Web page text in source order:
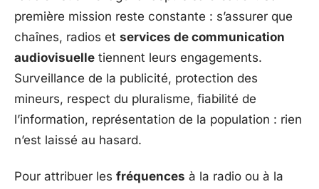
première mission reste constante : s’assurer que
chaînes, radios et services de communication
audiovisuelle tiennent leurs engagements.
Surveillance de la publicité, protection des
mineurs, respect du pluralisme, fiabilité de
l’information, représentation de la population : rien
n’est laissé au hasard.
Pour attribuer les fréquences à la radio ou à la